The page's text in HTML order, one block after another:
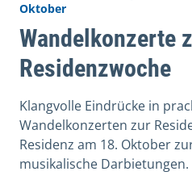
Oktober
Wandelkonzerte
Residenzwoche
Klangvolle Eindrücke in
Wandelkonzerten zur
Residenz am 18. Oktober
musikalische Darbietungen.